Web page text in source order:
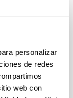
personalizar
de redes
web con
de
profesorado